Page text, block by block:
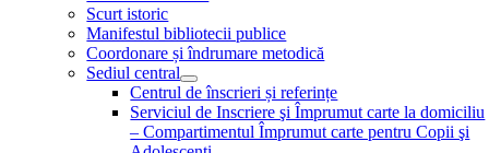
Scurt istoric
Manifestul bibliotecii publice
Coordonare și îndrumare metodică
Sediul central
Centrul de înscrieri și referințe
Serviciul de Inscriere şi Împrumut carte la domiciliu
– Compartimentul Împrumut carte pentru Copii şi